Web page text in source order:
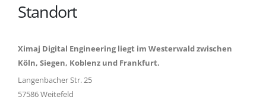
Standort
Ximaj Digital Engineering liegt im Westerwald zwischen
Köln, Siegen, Koblenz und Frankfurt.
Langenbacher Str. 25
57586 Weitefeld